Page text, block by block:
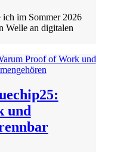
ich im Sommer 2026
Welle an digitalen
und